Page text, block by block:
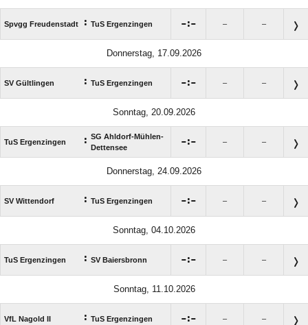
Spvgg Freudenstadt : TuS Ergenzingen : – –
Donnerstag, 17.09.2026
SV Gültlingen : TuS Ergenzingen : – –
Sonntag, 20.09.2026
TuS Ergenzingen : SG Ahldorf-Mühlen-
Dettensee
: – –
Donnerstag, 24.09.2026
SV Wittendorf : TuS Ergenzingen : – –
Sonntag, 04.10.2026
TuS Ergenzingen : SV Baiersbronn : – –
Sonntag, 11.10.2026
VfL Nagold II : TuS Ergenzingen : – –